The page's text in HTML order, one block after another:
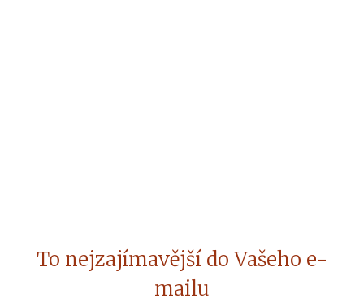
To nejzajímavější do Vašeho e-
mailu